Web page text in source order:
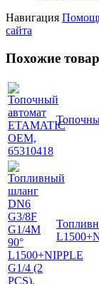
Навигация
сайта
Похожие